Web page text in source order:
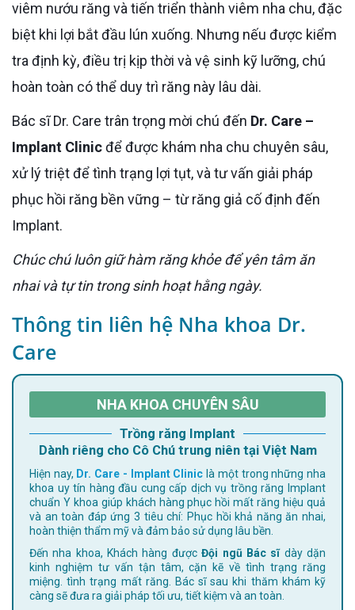
viêm nướu răng và tiến triển thành viêm nha chu, đặc
biệt khi lợi bắt đầu lún xuống. Nhưng nếu được kiểm
tra định kỳ, điều trị kịp thời và vệ sinh kỹ lưỡng, chú
hoàn toàn có thể duy trì răng này lâu dài.
Bác sĩ Dr. Care trân trọng mời chú đến Dr. Care –
Implant Clinicđể được khám nha chu chuyên sâu,
xử lý triệt để tình trạng lợi tụt, và tư vấn giải pháp
phục hồi răng bền vững – từ răng giả cố định đến
Implant.
Chúc chú luôn giữ hàm răng khỏe để yên tâm ăn
nhai và tự tin trong sinh hoạt hằng ngày.
Thông tin liên hệ Nha khoa Dr.
Care
NHA KHOA CHUYÊN SÂU
Trồng răng Implant
Dành riêng cho Cô Chú trung niên tại Việt Nam
Hiện nay, Dr. Care - Implant Clinic là một trong những nha
khoa uy tín hàng đầu cung cấp dịch vụ trồng răng Implant
chuẩn Y khoa giúp khách hàng phục hồi mất răng hiệu quả
và an toàn đáp ứng 3 tiêu chí: Phục hồi khả năng ăn nhai,
hoàn thiện thẩm mỹ và đảm bảo sử dụng lâu bền.
Đến nha khoa, Khách hàng đượcĐội ngũ Bác sĩdày dặn
kinh nghiệm tư vấn tận tâm, cặn kẽ về tình trạng răng
miệng. tình trạng mất răng. Bác sĩ sau khi thăm khám kỹ
càng sẽ đưa ra giải pháp tối ưu, tiết kiệm và an toàn.